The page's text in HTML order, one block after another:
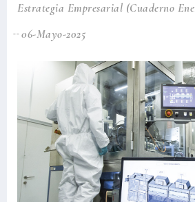
Estrategia Empresarial (Cuaderno
06-Mayo-2025